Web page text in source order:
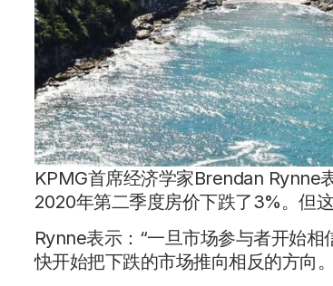
KPMG首席经济学家Brendan Rynne
2020年第二季度房价下跌了3%。但这
Rynne表示：“一旦市场参与者开始
快开始把下跌的市场推向相反的方向